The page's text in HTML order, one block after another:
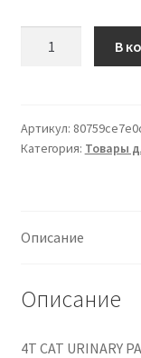
URINARY
PAC
В
Артикул:
Категория: Товары
Описание
Описание
4T CAT URINARY